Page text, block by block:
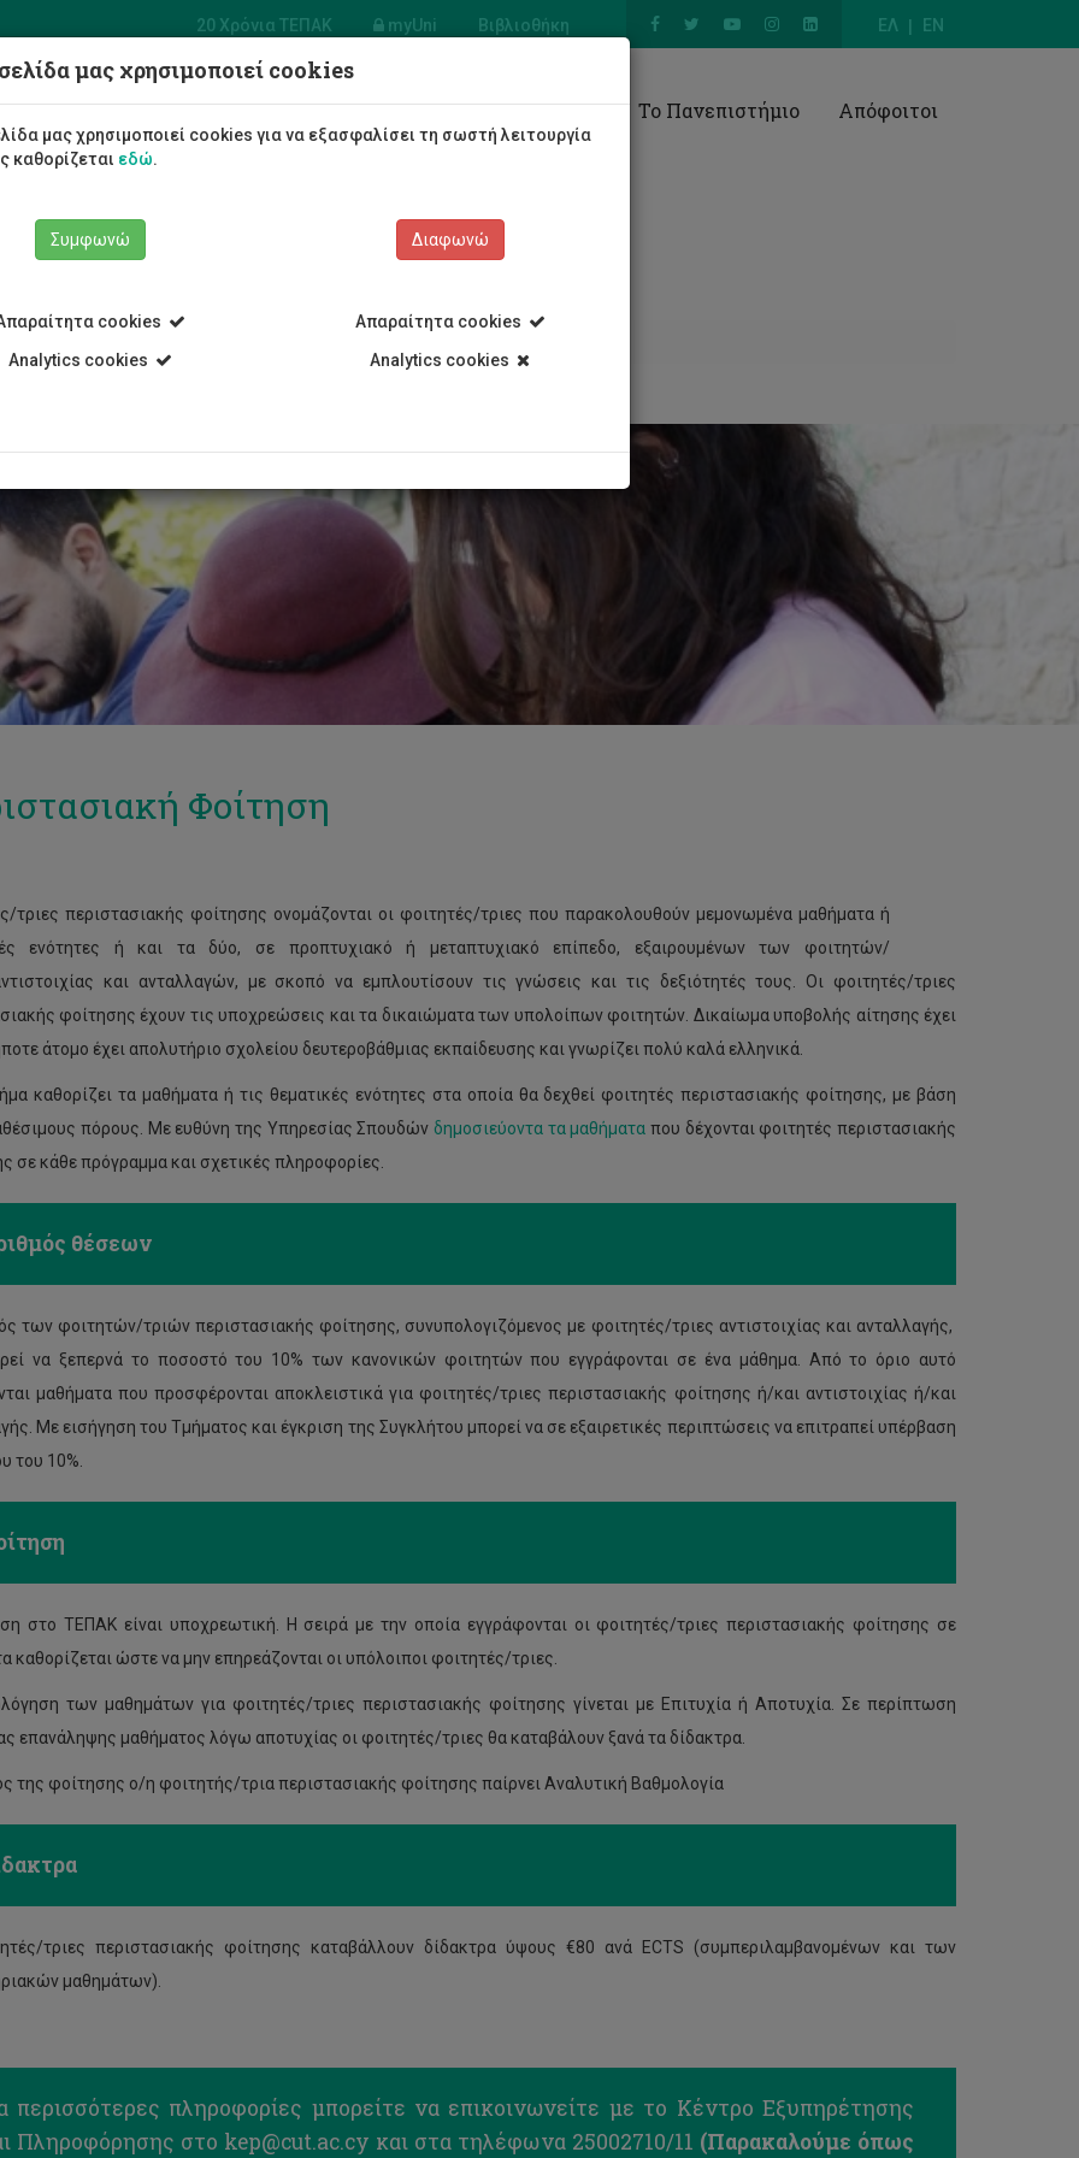
ΕΛ EN
20 Χρόνια ΤΕΠΑΚ myUni Βιβλιοθήκη
Φοιτητές/τριες Σπουδές Έρευνα Το Πανεπιστήμιο Απόφοιτοι
Φοίτηση
τριες περιστασιακής φοίτησης ονομάζονται οι φοιτητές/τριες που παρακολουθούν μεμονωμένα μαθήματα ή
ενότητες ή και τα δύο, σε προπτυχιακό ή μεταπτυχιακό επίπεδο, εξαιρουμένων των φοιτητών/
και ανταλλαγών, με σκοπό να εμπλουτίσουν τις γνώσεις και τις δεξιότητές τους. Οι φοιτητές/τριες
φοίτησης έχουν τις υποχρεώσεις και τα δικαιώματα των υπολοίπων φοιτητών. Δικαίωμα υποβολής αίτησης έχει
άτομο έχει απολυτήριο σχολείου δευτεροβάθμιας εκπαίδευσης και γνωρίζει πολύ καλά ελληνικά.
καθορίζει τα μαθήματα ή τις θεματικές ενότητες στα οποία θα δεχθεί φοιτητές περιστασιακής φοίτησης, με βάση
πόρους. Με ευθύνη της Υπηρεσίας Σπουδών δημοσιεύοντα τα μαθήματα που δέχονται φοιτητές περιστασιακής
σε κάθε πρόγραμμα και σχετικές πληροφορίες.
θέσεων
των φοιτητών/τριών περιστασιακής φοίτησης, συνυπολογιζόμενος με φοιτητές/τριες αντιστοιχίας και ανταλλαγής,
να ξεπερνά το ποσοστό του 10% των κανονικών φοιτητών που εγγράφονται σε ένα μάθημα. Από το όριο αυτό
μαθήματα που προσφέρονται αποκλειστικά για φοιτητές/τριες περιστασιακής φοίτησης ή/και αντιστοιχίας ή/και
Με εισήγηση του Τμήματος και έγκριση της Συγκλήτου μπορεί να σε εξαιρετικές περιπτώσεις να επιτραπεί υπέρβαση
του 10%.
στο ΤΕΠΑΚ είναι υποχρεωτική. Η σειρά με την οποία εγγράφονται οι φοιτητές/τριες περιστασιακής φοίτησης σε
καθορίζεται ώστε να μην επηρεάζονται οι υπόλοιποι φοιτητές/τριες.
των μαθημάτων για φοιτητές/τριες περιστασιακής φοίτησης γίνεται με Επιτυχία ή Αποτυχία. Σε περίπτωση
επανάληψης μαθήματος λόγω αποτυχίας οι φοιτητές/τριες θα καταβάλουν ξανά τα δίδακτρα.
της φοίτησης ο/η φοιτητής/τρια περιστασιακής φοίτησης παίρνει Αναλυτική Βαθμολογία
τριες περιστασιακής φοίτησης καταβάλλουν δίδακτρα ύψους €80 ανά ECTS (συμπεριλαμβανομένων και των
μαθημάτων).
περισσότερες πληροφορίες μπορείτε να επικοινωνείτε με το Κέντρο Εξυπηρέτησης
Πληροφόρησης στο kep@cut.ac.cy και στα τηλέφωνα 25002710/11 (Παρακαλούμε όπως
μας χρησιμοποιεί cookies
μας χρησιμοποιεί cookies για να εξασφαλίσει τη σωστή λειτουργία
καθορίζεται εδώ.
Συμφωνώ
cookies
Analytics cookies
Διαφωνώ
Απαραίτητα cookies
Analytics cookies